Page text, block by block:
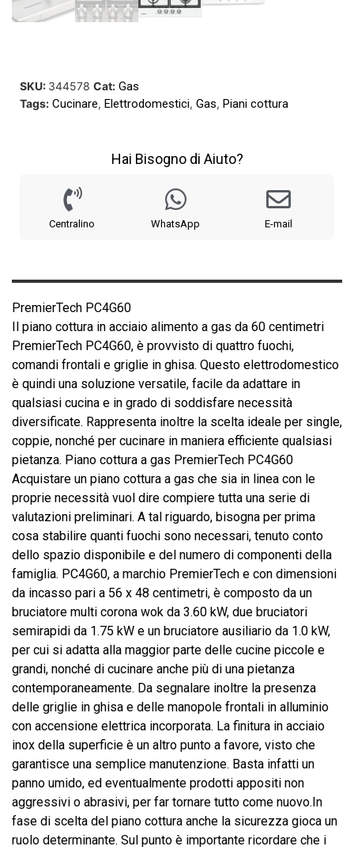
SKU: 344578 Cat: Gas
Tags: Cucinare, Elettrodomestici, Gas, Piani cottura
Hai Bisogno di Aiuto?
Centralino WhatsApp E-mail
PremierTech PC4G60
Il piano cottura in acciaio alimento a gas da 60 centimetri
PremierTech PC4G60, è provvisto di quattro fuochi,
comandi frontali e griglie in ghisa. Questo elettrodomestico
è quindi una soluzione versatile, facile da adattare in
qualsiasi cucina e in grado di soddisfare necessità
diversificate. Rappresenta inoltre la scelta ideale per single,
coppie, nonché per cucinare in maniera efficiente qualsiasi
pietanza. Piano cottura a gas PremierTech PC4G60
Acquistare un piano cottura a gas che sia in linea con le
proprie necessità vuol dire compiere tutta una serie di
valutazioni preliminari. A tal riguardo, bisogna per prima
cosa stabilire quanti fuochi sono necessari, tenuto conto
dello spazio disponibile e del numero di componenti della
famiglia. PC4G60, a marchio PremierTech e con dimensioni
da incasso pari a 56 x 48 centimetri, è composto da un
bruciatore multi corona wok da 3.60 kW, due bruciatori
semirapidi da 1.75 kW e un bruciatore ausiliario da 1.0 kW,
per cui si adatta alla maggior parte delle cucine piccole e
grandi, nonché di cucinare anche più di una pietanza
contemporaneamente. Da segnalare inoltre la presenza
delle griglie in ghisa e delle manopole frontali in alluminio
con accensione elettrica incorporata. La finitura in acciaio
inox della superficie è un altro punto a favore, visto che
garantisce una semplice manutenzione. Basta infatti un
panno umido, ed eventualmente prodotti appositi non
aggressivi o abrasivi, per far tornare tutto come nuovo.In
fase di scelta del piano cottura anche la sicurezza gioca un
ruolo determinante. Sul punto è importante ricordare che i